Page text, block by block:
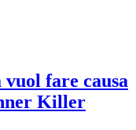
fare causa
Killer